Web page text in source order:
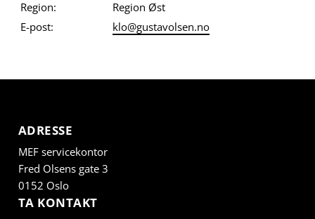
Region:
Region Øst
E-post:
klo@gustavolsen.no
ADRESSE
MEF servicekontor
Fred Olsens gate 3
0152 Oslo
TA KONTAKT